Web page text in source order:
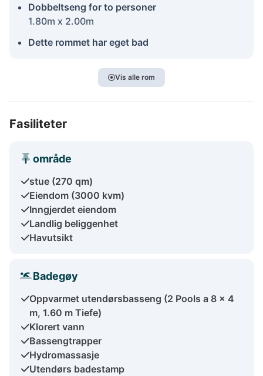
Dobbeltseng for to personer
1.80m x 2.00m
Dette rommet har eget bad
Vis alle rom
Fasiliteter
område
stue (270 qm)
Eiendom (3000 kvm)
Inngjerdet eiendom
Landlig beliggenhet
Havutsikt
Badegøy
Oppvarmet utendørsbasseng (2 Pools a 8 x 4
m, 1.60 m Tiefe)
Klorert vann
Bassengtrapper
Hydromassasje
Utendørs badestamp